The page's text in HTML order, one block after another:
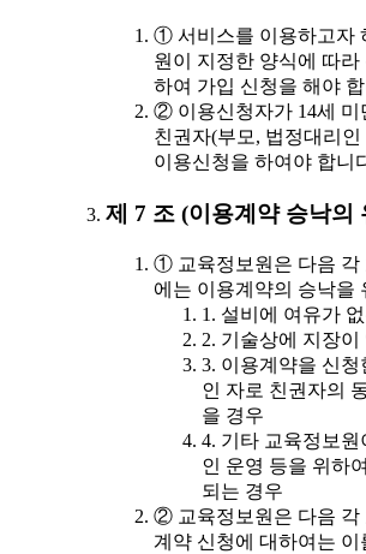
① 서비스를 이용하고자
원이 지정한 양식에 따
하여 가입 신청을 해야
② 이용신청자가 14세 미
친권자(부모, 법정대리인
이용신청을 하여야 합니
제 7 조 (이용계약 승낙의
① 교육정보원은 다음 각
에는 이용계약의 승낙을
1. 설비에 여유가
2. 기술상에 지장이
3. 이용계약을 신
인 자로 친권자의
을 경우
4. 기타 교육정보
인 운영 등을 위하
되는 경우
② 교육정보원은 다음 각
계약 신청에 대하여는 이